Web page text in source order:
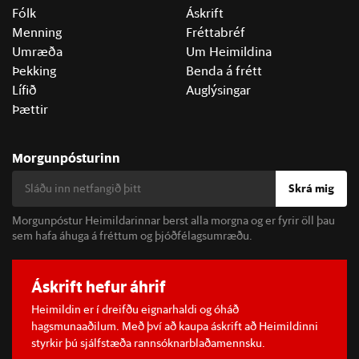
Fólk
Menning
Umræða
Þekking
Lífið
Þættir
Áskrift
Fréttabréf
Um Heimildina
Benda á frétt
Auglýsingar
Morgunpósturinn
Skrá mig
Morgunpóstur Heimildarinnar berst alla morgna og er fyrir öll þau
sem hafa áhuga á fréttum og þjóðfélagsumræðu.
Áskrift hefur áhrif
Heimildin er í dreifðu eignarhaldi og óháð
hagsmunaaðilum. Með því að kaupa áskrift að Heimildinni
styrkir þú sjálfstæða rannsóknarblaðamennsku.